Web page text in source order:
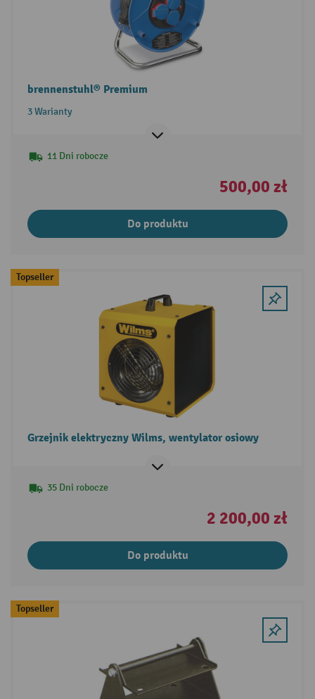
brennenstuhl® Premium
3 Warianty
11 Dni robocze
500,00 zł
Do produktu
Topseller
Grzejnik elektryczny Wilms, wentylator osiowy
35 Dni robocze
2 200,00 zł
Do produktu
Topseller